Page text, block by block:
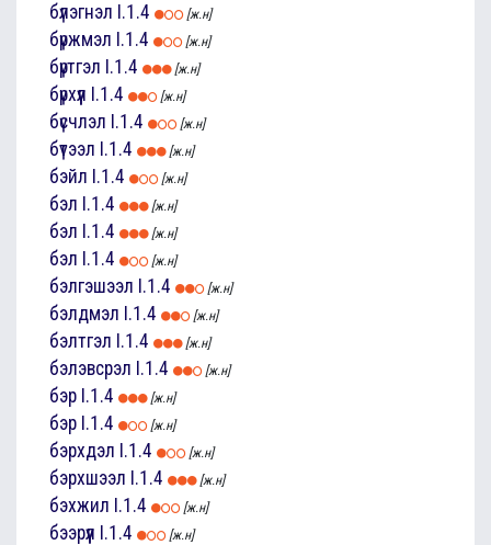
бүлэгнэл I.1.4 [ж.н]
бүржмэл I.1.4 [ж.н]
бүртгэл I.1.4 [ж.н]
бүрхүүл I.1.4 [ж.н]
бүсчлэл I.1.4 [ж.н]
бүтээл I.1.4 [ж.н]
бэйл I.1.4 [ж.н]
бэл I.1.4 [ж.н]
бэл I.1.4 [ж.н]
бэл I.1.4 [ж.н]
бэлгэшээл I.1.4 [ж.н]
бэлдмэл I.1.4 [ж.н]
бэлтгэл I.1.4 [ж.н]
бэлэвсрэл I.1.4 [ж.н]
бэр I.1.4 [ж.н]
бэр I.1.4 [ж.н]
бэрхдэл I.1.4 [ж.н]
бэрхшээл I.1.4 [ж.н]
бэхжил I.1.4 [ж.н]
бээрүүл I.1.4 [ж.н]